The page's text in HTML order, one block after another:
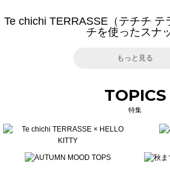
Te chichi TERRASSE（テチチ テ
チを使ったスナ
もっと見る
TOPICS
特集